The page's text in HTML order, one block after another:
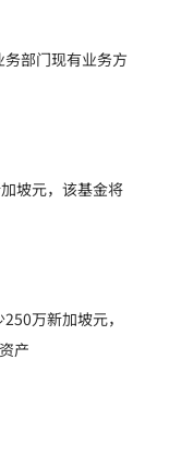
部门现有业务方
坡元，该基金将
万新加坡元，
产